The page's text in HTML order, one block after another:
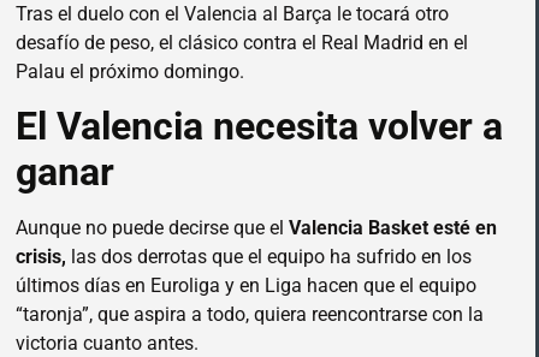
Tras el duelo con el Valencia al Barça le tocará otro
desafío de peso, el clásico contra el Real Madrid en el
Palau el próximo domingo.
El Valencia necesita volver a
ganar
Aunque no puede decirse que el Valencia Basket esté en
crisis, las dos derrotas que el equipo ha sufrido en los
últimos días en Euroliga y en Liga hacen que el equipo
“taronja”, que aspira a todo, quiera reencontrarse con la
victoria cuanto antes.